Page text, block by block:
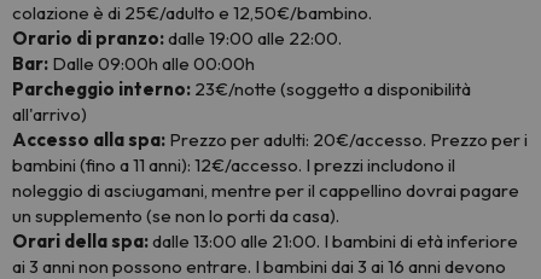
colazione è di 25€/adulto e 12,50€/bambino.
Orario di pranzo:dalle 19:00 alle 22:00.
Bar: Dalle 09:00h alle 00:00h
Parcheggio interno: 23€/notte (soggetto a disponibilità
all'arrivo)
Accesso alla spa: Prezzo per adulti: 20€/accesso. Prezzo per i
bambini (fino a 11 anni): 12€/accesso. I prezzi includono il
noleggio di asciugamani, mentre per il cappellino dovrai pagare
un supplemento (se non lo porti da casa).
Orari della spa:dalle 13:00 alle 21:00. I bambini di età inferiore
ai 3 anni non possono entrare. I bambini dai 3 ai 16 anni devono